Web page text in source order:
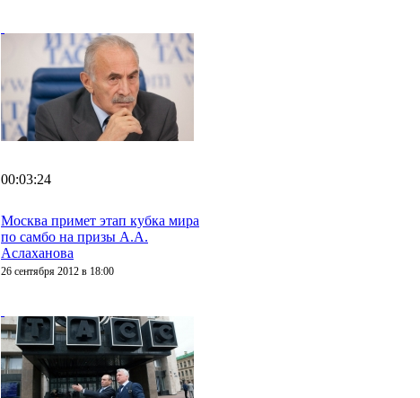
00:03:24
Москва примет этап кубка мира
по самбо на призы А.А.
Аслаханова
26 сентября 2012 в 18:00